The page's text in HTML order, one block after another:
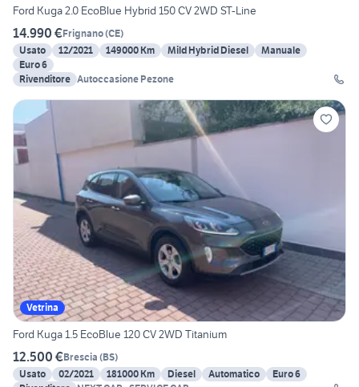
Ford Kuga 2.0 EcoBlue Hybrid 150 CV 2WD ST-Line
14.990 €Frignano(CE)
Usato
12/2021 149000 Km Mild Hybrid Diesel
Manuale
Euro 6
Rivenditore Autoccasione Pezone
Vetrina
Ford Kuga 1.5 EcoBlue 120 CV 2WD Titanium
12.500 €Brescia (BS)
Usato
02/2021 181000 Km Diesel Automatico
Euro 6